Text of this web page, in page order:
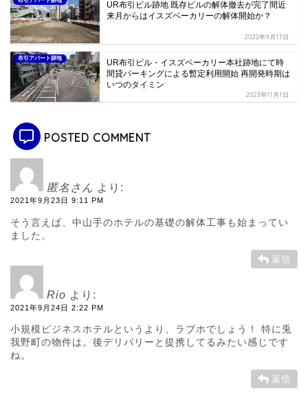
UR布引ビル跡地 既存ビルの解体撤去が完了間近
来月からはイスズベーカリーの解体開始か？
2022年9月13日
布引アパート跡地
UR布引ビル・イスズベーカリー本社跡地にて時
間貸パーキングによる暫定利用開始 再開発時期は
いつのタイミン
2023年11月1日
POSTED COMMENT
匿名さん より:
2021年9月23日 9:11 PM
そう言えば、中山手のホテルの基礎の解体工事も始まってい
ました。
返信
Rio より:
2021年9月24日 2:22 PM
小規模ビジネスホテルというより、ラブホでしょう！ 特に兎
我野町の物件は。後デリバリーと提携してるみたい感じです
ね。
返信